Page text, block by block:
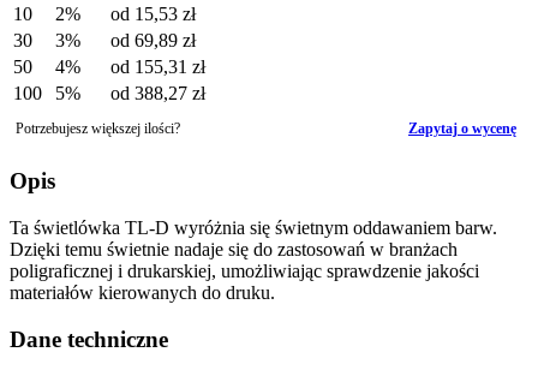
10
2% od 15,53 zł
30
3% od 69,89 zł
50
4% od 155,31 zł
100
5% od 388,27 zł
Potrzebujesz większej ilości? Zapytaj o wycenę
Opis
Ta świetlówka TL-D wyróżnia się świetnym oddawaniem barw.
Dzięki temu świetnie nadaje się do zastosowań w branżach
poligraficznej i drukarskiej, umożliwiając sprawdzenie jakości
materiałów kierowanych do druku.
Dane techniczne